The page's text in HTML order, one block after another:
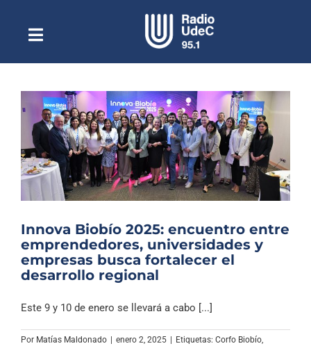
contenidoToggle
NavigationEscuchar Radio UdeC en vivo
Quiénes Somos
Programación
Podcast
Noticias
Columnas
Música Clásica
Innova Biobío 2025: encuentro entre
emprendedores, universidades y
empresas busca fortalecer el
desarrollo regional
Este 9 y 10 de enero se llevará a cabo [...]
Por Matías Maldonado | enero 2, 2025 | Etiquetas: Corfo Biobío